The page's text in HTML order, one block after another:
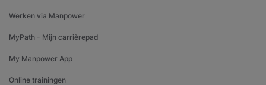
Werken via Manpower
MyPath - Mijn carrièrepad
My Manpower App
Online trainingen